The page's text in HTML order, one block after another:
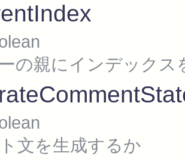
の親にインデック
文を生成するか